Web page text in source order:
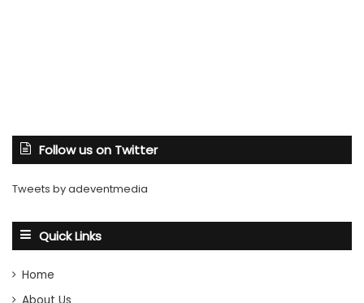
Follow us on Twitter
Tweets by adeventmedia
Quick Links
Home
About Us